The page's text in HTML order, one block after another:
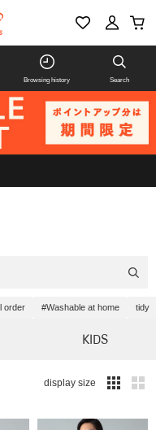
Browsing history Search
order #Washable at home tidy
KIDS
display size